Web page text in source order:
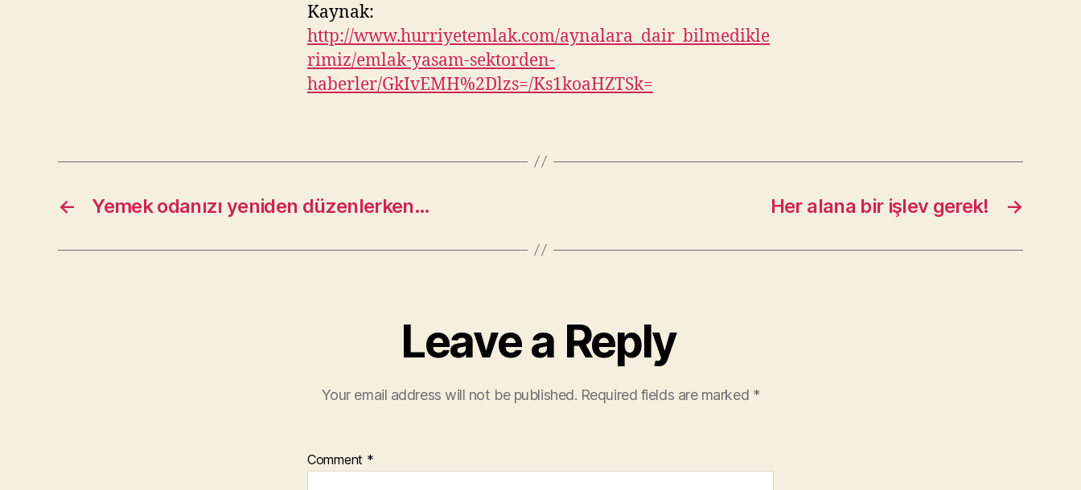
Kaynak:
http://www.hurriyetemlak.com/aynalara_dair_bilmedikle
rimiz/emlak-yasam-sektorden-
haberler/GkIvEMH%2Dlzs=/Ks1koaHZTSk=
← Yemek odanızı yeniden düzenlerken… →
Her alana bir işlev gerek!
Leave a Reply
Your email address will not be published. Required fields are marked *
Comment *